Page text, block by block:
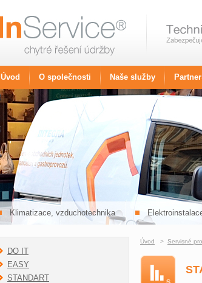
Úvod O společnosti Naše služby
Klimatizace, vzduchotechnika
DO IT
EASY
STANDART
Úvod > Servisné